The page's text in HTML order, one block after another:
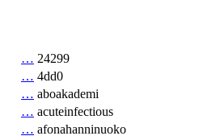
… 24299
… 4dd0
… aboakademi
… acuteinfectious
… afonahanninuoko